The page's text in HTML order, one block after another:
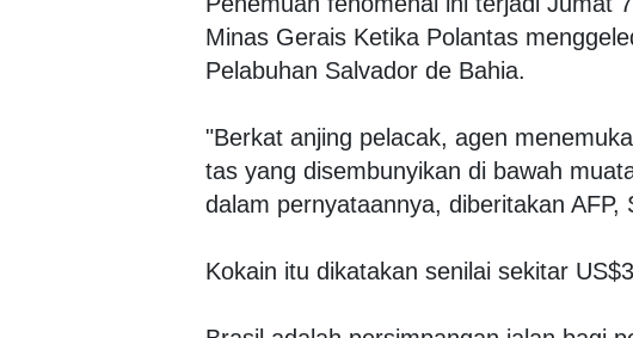
Minas Gerais Ketika Polantas
Pelabuhan Salvador de Bahia.
"Berkat anjing pelacak, agen
tas yang disembunyikan di bawah
dalam pernyataannya, diberitakan AFP,
Kokain itu dikatakan senilai sekitar